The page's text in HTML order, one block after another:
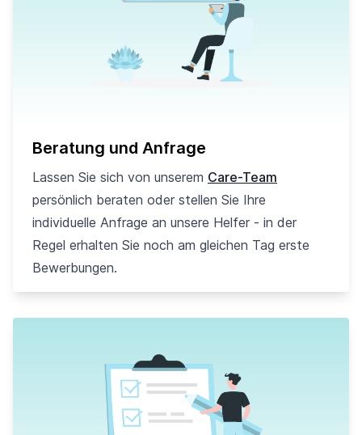
Beratung und Anfrage
Lassen Sie sich von unserem Care-Team
persönlich beraten oder stellen Sie Ihre
individuelle Anfrage an unsere Helfer - in der
Regel erhalten Sie noch am gleichen Tag erste
Bewerbungen.